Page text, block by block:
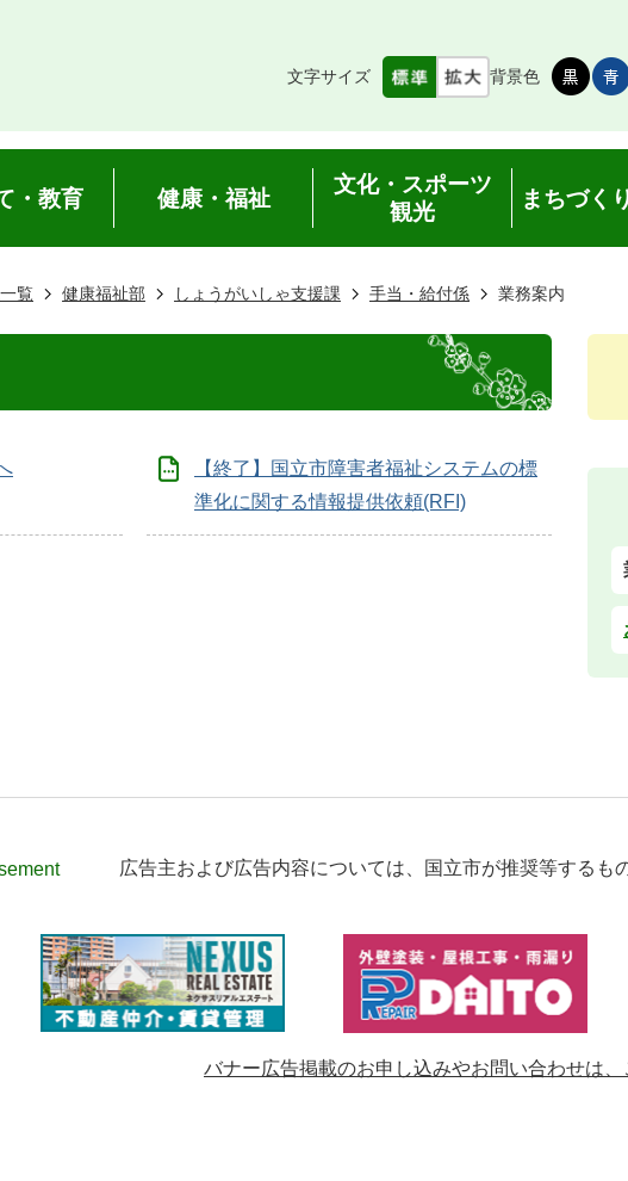
文字サイズ 背景色
・教育 健康・福祉
文化・スポーツ
観光
まちづく
覧 健康福祉部 しょうがいしゃ支援課 手当・給付係 業務案内
【終了】国立市障害者福祉システムの標
準化に関する情報提供依頼(RFI)
広告主および広告内容については、 国立市が推奨等するも
バナー広告掲載のお申し込みやお問い合わせは、